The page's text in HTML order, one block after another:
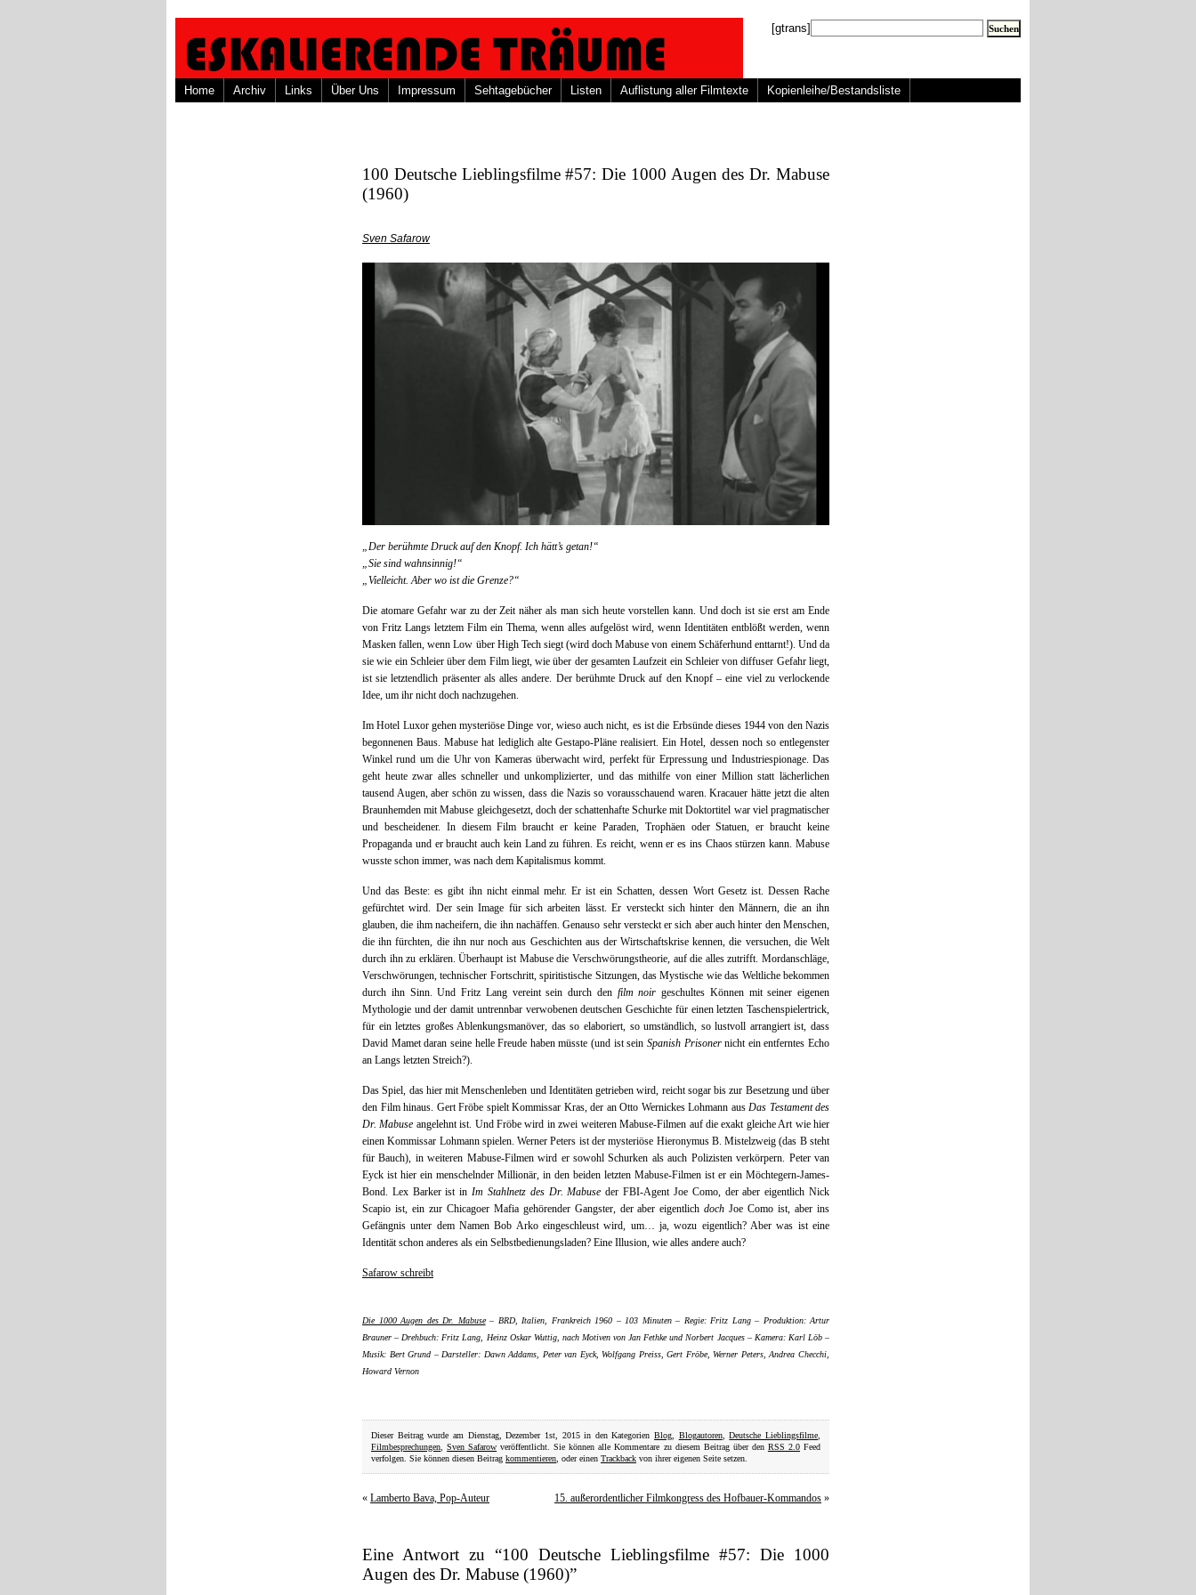
[gtrans]
Home Archiv Links Über Uns Impressum Sehtagebücher Listen Auflistung aller Filmtexte Kopienleihe/Bestandsliste
100 Deutsche Lieblingsfilme #57: Die 1000 Augen des Dr. Mabuse
(1960)
Sven Safarow
„Der berühmte Druck auf den Knopf. Ich hätt’s getan!“
„Sie sind wahnsinnig!“
„Vielleicht. Aber wo ist die Grenze?“
Die atomare Gefahr war zu der Zeit näher als man sich heute vorstellen kann. Und doch ist sie erst am Ende
von Fritz Langs letztem Film ein Thema, wenn alles aufgelöst wird, wenn Identitäten entblößt werden, wenn
Masken fallen, wenn Low über High Tech siegt (wird doch Mabuse von einem Schäferhund enttarnt!). Und da
sie wie ein Schleier über dem Film liegt, wie über der gesamten Laufzeit ein Schleier von diffuser Gefahr liegt,
ist sie letztendlich präsenter als alles andere. Der berühmte Druck auf den Knopf – eine viel zu verlockende
Idee, um ihr nicht doch nachzugehen.
Im Hotel Luxor gehen mysteriöse Dinge vor, wieso auch nicht, es ist die Erbsünde dieses 1944 von den Nazis
begonnenen Baus. Mabuse hat lediglich alte Gestapo-Pläne realisiert. Ein Hotel, dessen noch so entlegenster
Winkel rund um die Uhr von Kameras überwacht wird, perfekt für Erpressung und Industriespionage. Das
geht heute zwar alles schneller und unkomplizierter, und das mithilfe von einer Million statt lächerlichen
tausend Augen, aber schön zu wissen, dass die Nazis so vorausschauend waren. Kracauer hätte jetzt die alten
Braunhemden mit Mabuse gleichgesetzt, doch der schattenhafte Schurke mit Doktortitel war viel pragmatischer
und bescheidener. In diesem Film braucht er keine Paraden, Trophäen oder Statuen, er braucht keine
Propaganda und er braucht auch kein Land zu führen. Es reicht, wenn er es ins Chaos stürzen kann. Mabuse
wusste schon immer, was nach dem Kapitalismus kommt.
Und das Beste: es gibt ihn nicht einmal mehr. Er ist ein Schatten, dessen Wort Gesetz ist. Dessen Rache
gefürchtet wird. Der sein Image für sich arbeiten lässt. Er versteckt sich hinter den Männern, die an ihn
glauben, die ihm nacheifern, die ihn nachäffen. Genauso sehr versteckt er sich aber auch hinter den Menschen,
die ihn fürchten, die ihn nur noch aus Geschichten aus der Wirtschaftskrise kennen, die versuchen, die Welt
durch ihn zu erklären. Überhaupt ist Mabuse die Verschwörungstheorie, auf die alles zutrifft. Mordanschläge,
Verschwörungen, technischer Fortschritt, spiritistische Sitzungen, das Mystische wie das Weltliche bekommen
durch ihn Sinn. Und Fritz Lang vereint sein durch den film noir geschultes Können mit seiner eigenen
Mythologie und der damit untrennbar verwobenen deutschen Geschichte für einen letzten Taschenspielertrick,
für ein letztes großes Ablenkungsmanöver, das so elaboriert, so umständlich, so lustvoll arrangiert ist, dass
David Mamet daran seine helle Freude haben müsste (und ist sein Spanish Prisonernicht ein entferntes Echo
an Langs letzten Streich?).
Das Spiel, das hier mit Menschenleben und Identitäten getrieben wird, reicht sogar bis zur Besetzung und über
den Film hinaus. Gert Fröbe spielt Kommissar Kras, der an Otto Wernickes Lohmann aus Das Testament des
Dr. Mabuse angelehnt ist. Und Fröbe wird in zwei weiteren Mabuse-Filmen auf die exakt gleiche Art wie hier
einen Kommissar Lohmann spielen. Werner Peters ist der mysteriöse Hieronymus B. Mistelzweig (das B steht
für Bauch), in weiteren Mabuse-Filmen wird er sowohl Schurken als auch Polizisten verkörpern. Peter van
Eyck ist hier ein menschelnder Millionär, in den beiden letzten Mabuse-Filmen ist er ein Möchtegern-James-
Bond. Lex Barker ist inIm Stahlnetz des Dr. Mabuse der FBI-Agent Joe Como, der aber eigentlich Nick
Scapio ist, ein zur Chicagoer Mafia gehörender Gangster, der aber eigentlichdoch Joe Como ist, aber ins
Gefängnis unter dem Namen Bob Arko eingeschleust wird, um… ja, wozu eigentlich? Aber was ist eine
Identität schon anderes als ein Selbstbedienungsladen? Eine Illusion, wie alles andere auch?
Safarow schreibt
Die 1000 Augen des Dr. Mabuse– BRD, Italien, Frankreich 1960 – 103 Minuten – Regie: Fritz Lang – Produktion: Artur
Brauner – Drehbuch: Fritz Lang, Heinz Oskar Wuttig, nach Motiven von Jan Fethke und Norbert Jacques – Kamera: Karl Löb –
Musik: Bert Grund – Darsteller: Dawn Addams, Peter van Eyck, Wolfgang Preiss, Gert Fröbe, Werner Peters, Andrea Checchi,
Howard Vernon
Dieser Beitrag wurde am Dienstag, Dezember 1st, 2015 in den KategorienBlog Blogautoren,Deutsche Lieblingsfilme
Filmbesprechungen ,Sven Safarow veröffentlicht. Sie können alle Kommentare zu diesem Beitrag über den RSS 2.0Feed
verfolgen. Sie können diesen Beitrag kommentieren , oder einen Trackback von ihrer eigenen Seite setzen.
« Lamberto Bava, Pop-Auteur 15. außerordentlicher Filmkongress des Hofbauer-Kommandos »
Eine Antwort zu “100 Deutsche Lieblingsfilme #57: Die 1000
Augen des Dr. Mabuse (1960)”